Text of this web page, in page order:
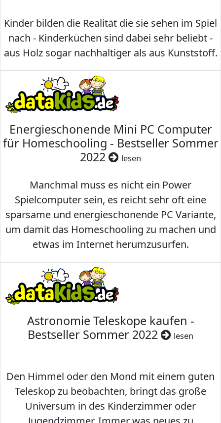
Kinder bilden die Realität die sie sehen im Spiel
nach - Kinderküchen sind dabei sehr beliebt -
aus Holz sogar nachhaltiger als aus Kunststoff.
Energieschonende Mini PC Computer
für Homeschooling - Bestseller Sommer
2022
lesen
Manchmal muss es nicht ein Power
Spielcomputer sein, es reicht sehr oft eine
sparsame und energieschonende PC Variante,
um damit das Homeschooling zu machen und
etwas im Internet herumzusurfen.
Astronomie Teleskope kaufen -
Bestseller Sommer 2022
lesen
Den Himmel oder den Mond mit einem guten
Teleskop zu beobachten, bringt das große
Universum in des Kinderzimmer oder